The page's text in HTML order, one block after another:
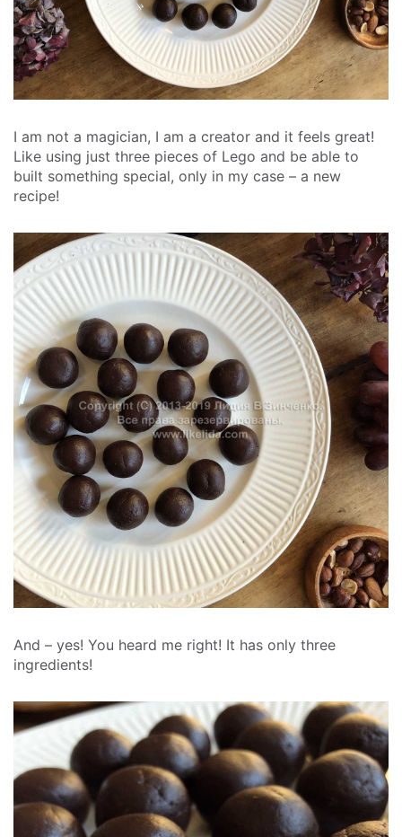
I am not a magician, I am a creator and it feels great!
Like using just three pieces of Lego and be able to
built something special, only in my case – a new
recipe!
And – yes! You heard me right! It has only three
ingredients!